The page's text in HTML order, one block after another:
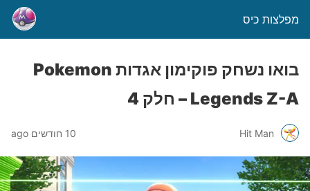
מפלצות כיס
בואו נשחק פוקימון אגדות Pokemon
Legends Z-A – חלק 4
Hit Man 10 חודשים ago